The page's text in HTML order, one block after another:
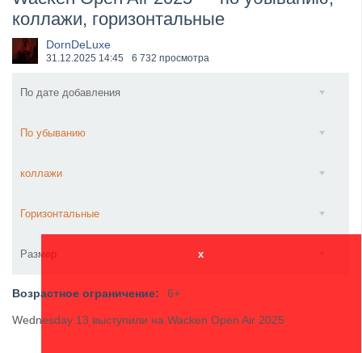
​Anthrax выпустили новый сингл и клип «Everybod...
коллажи, горизонтальные
DornDeLuxe
31.12.2025 14:45 6 732 просмотра
По дате добавления
По убыванию
коллажи
Горизонтальные
Размер x
Возрастное ограничение: 6+
Wednesday 13 выступили на Wacken Open Air 2025